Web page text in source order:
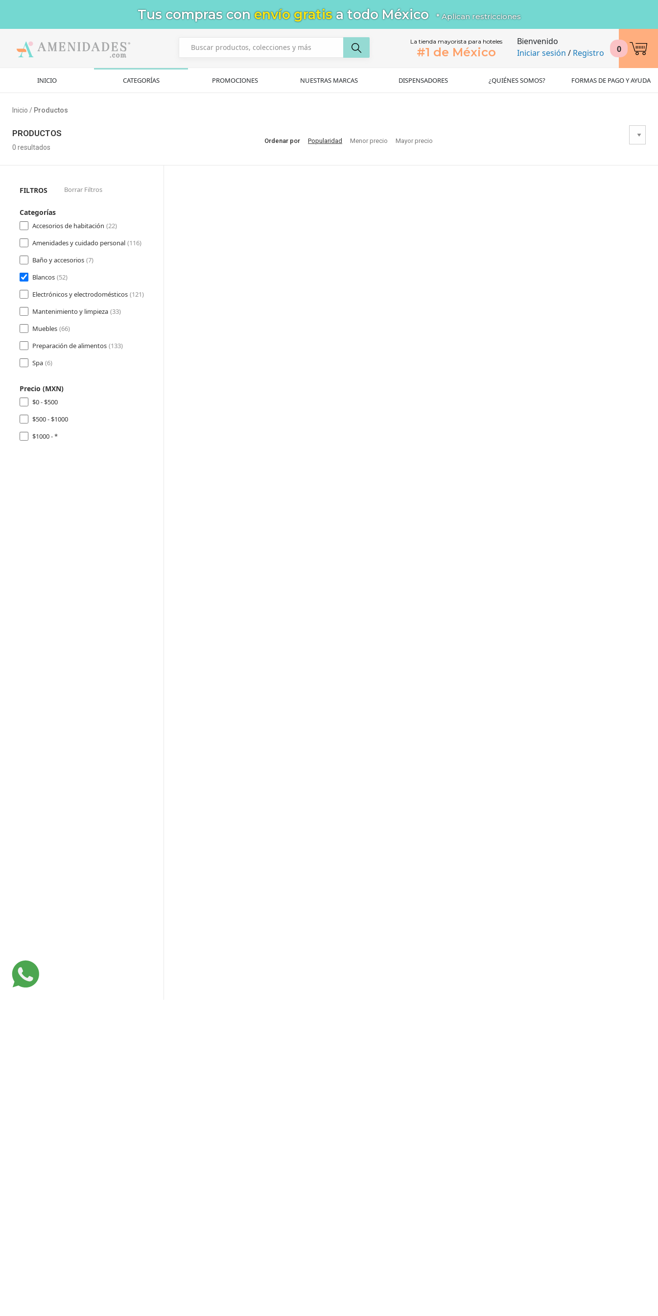
Tus compras con envío gratisa todo México * Aplican restricciones
La tienda mayorista para hoteles
#1 de México
Bienvenido
Iniciar sesión / Registro 0
INICIO CATEGORÍAS PROMOCIONES NUESTRAS MARCAS DISPENSADORES ¿QUIÉNES SOMOS? FORMAS DE PAGO Y AYUDA
Inicio / Productos
PRODUCTOS
0 resultados
Ordenar por Popularidad Menor precio Mayor precio
FILTROS Borrar Filtros
Categorías
Accesorios de habitación (22)
Amenidades y cuidado personal (116)
Baño y accesorios (7)
Blancos (52)
Electrónicos y electrodomésticos (121)
Mantenimiento y limpieza (33)
Muebles (66)
Preparación de alimentos (133)
Spa (6)
Precio (MXN)
$0 - $500
$500 - $1000
$1000 - *